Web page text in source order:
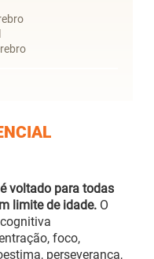
voltado para todas
limite de idade. O
foco,
perseverança,